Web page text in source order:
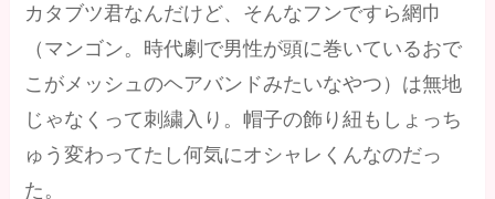
カタブツ君なんだけど、そんなフンですら網巾
（マンゴン。時代劇で男性が頭に巻いているおで
こがメッシュのヘアバンドみたいなやつ）は無地
じゃなくって刺繍入り。帽子の飾り紐もしょっち
ゅう変わってたし何気にオシャレくんなのだっ
た。